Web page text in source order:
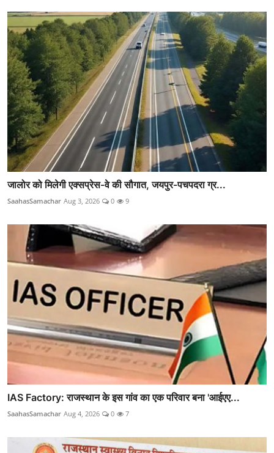
जालोर को मिलेगी एक्सप्रेस-वे की सौगात, जयपुर-पचपदरा ग्र...
SaahasSamachar Aug 3, 2026 0 9
IAS Factory: राजस्थान के इस गांव का एक परिवार बना 'आईएए...
SaahasSamachar Aug 4, 2026 0 7